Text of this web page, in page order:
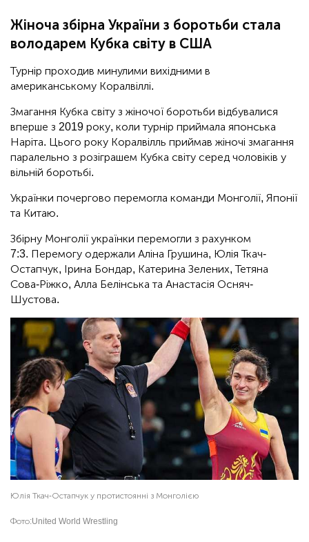
Жіноча збірна України з боротьби стала
володарем Кубка світу в США
Турнір проходив минулими вихідними в
американському Коралвіллі.
Змагання Кубка світу з жіночої боротьби відбувалися
вперше з 2019 року, коли турнір приймала японська
Наріта. Цього року Коралвілль приймав жіночі змагання
паралельно з розіграшем Кубка світу серед чоловіків у
вільній боротьбі.
Українки почергово перемогла команди Монголії, Японії
та Китаю.
Збірну Монголії українки перемогли з рахунком
7:3. Перемогу одержали Аліна Грушина, Юлія Ткач-
Остапчук, Ірина Бондар, Катерина Зелених, Тетяна
Сова-Ріжко, Алла Белінська та Анастасія Осняч-
Шустова.
Юлія Ткач-Остапчук у протистоянні з Монголією
Фото:United World Wrestling